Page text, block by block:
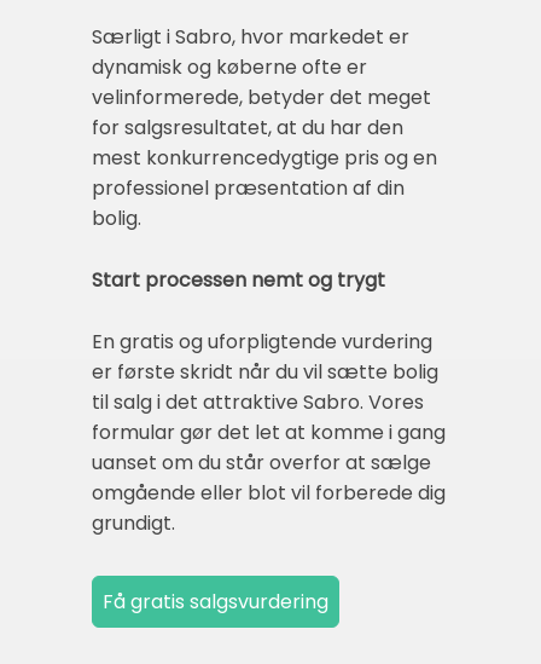
Særligt i Sabro, hvor markedet er
dynamisk og køberne ofte er
velinformerede, betyder det meget
for salgsresultatet, at du har den
mest konkurrencedygtige pris og en
professionel præsentation af din
bolig.
Start processen nemt og trygt
En gratis og uforpligtende vurdering
er første skridt når du vil sætte bolig
til salg i det attraktive Sabro. Vores
formular gør det let at komme i gang
uanset om du står overfor at sælge
omgående eller blot vil forberede dig
grundigt.